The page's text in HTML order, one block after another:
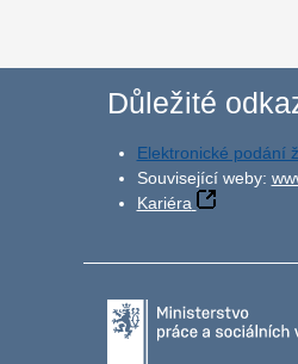
Důležité
Elektronické podání
Související weby:
Kariéra